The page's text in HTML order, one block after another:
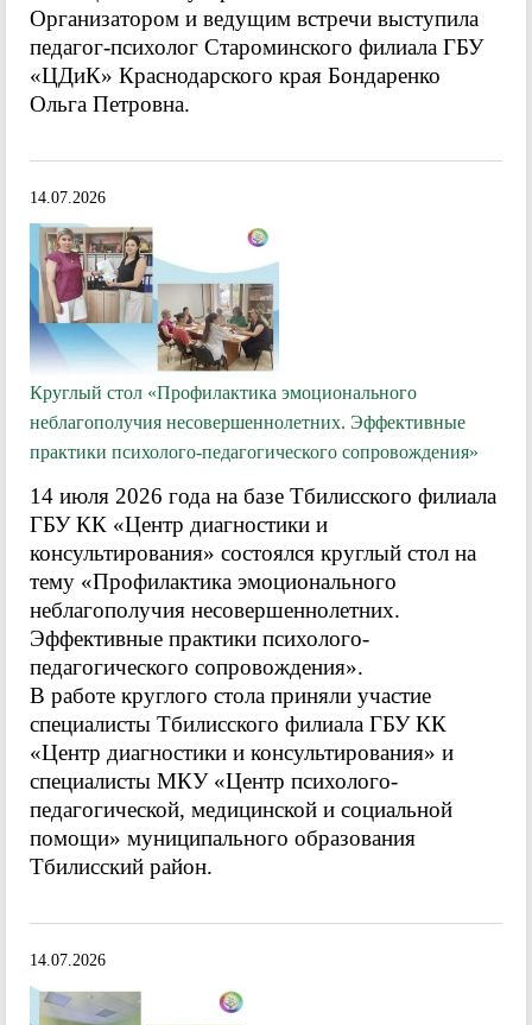
Организатором и ведущим встречи выступила
педагог-психолог Староминского филиала ГБУ
«ЦДиК» Краснодарского края Бондаренко
Ольга Петровна.
14.07.2026
Круглый стол «Профилактика эмоционального
неблагополучия несовершеннолетних. Эффективные
практики психолого-педагогического сопровождения»
14 июля 2026 года на базе Тбилисского филиала
ГБУ КК «Центр диагностики и
консультирования» состоялся круглый стол на
тему «Профилактика эмоционального
неблагополучия несовершеннолетних.
Эффективные практики психолого-
педагогического сопровождения».
В работе круглого стола приняли участие
специалисты Тбилисского филиала ГБУ КК
«Центр диагностики и консультирования» и
специалисты МКУ «Центр психолого-
педагогической, медицинской и социальной
помощи» муниципального образования
Тбилисский район.
14.07.2026